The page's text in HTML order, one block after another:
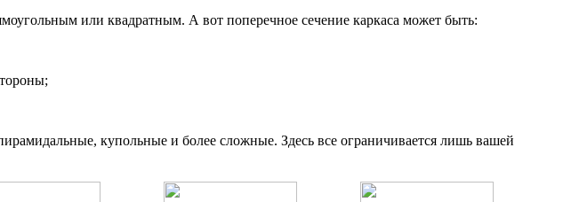
или квадратным. А вот поперечное сечение каркаса может быть:
купольные и более сложные. Здесь все ограничивается лишь вашей